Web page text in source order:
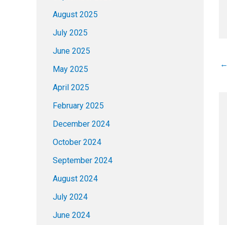
August 2025
July 2025
June 2025
May 2025
April 2025
February 2025
December 2024
October 2024
September 2024
August 2024
July 2024
June 2024